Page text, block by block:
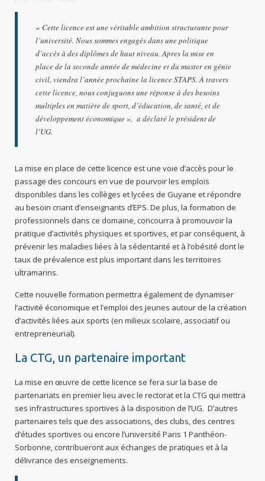
« Cette licence est une véritable ambition structurante pour
l’université. Nous sommes engagés dans une politique
d’accès à des diplômes de haut niveau. Apres la mise en
place de la seconde année de médecine et du master en génie
civil, viendra l’année prochaine la licence STAPS. À travers
cette licence, nous conjuguons une réponse à des besoins
multiples en matière de sport, d’éducation, de santé, et de
développement économique», a déclaré le président de
l’UG.
La mise en place de cette licence est une voie d’accès pour le
passage des concours en vue de pourvoir les emplois
disponibles dans les collèges et lycées de Guyane et répondre
au besoin criant d’enseignants d’EPS. De plus, la formation de
professionnels dans ce domaine, concourra à promouvoir la
pratique d’activités physiques et sportives, et par conséquent, à
prévenir les maladies liées à la sédentarité et à l’obésité dont le
taux de prévalence est plus important dans les territoires
ultramarins.
Cette nouvelle formation permettra également de dynamiser
l’activité économique et l’emploi des jeunes autour de la création
d’activités liées aux sports (en milieux scolaire, associatif ou
entrepreneurial).
La CTG, un partenaire important
La mise en œuvre de cette licence se fera sur la base de
partenariats en premier lieu avec le rectorat et la CTG qui mettra
ses infrastructures sportives à la disposition de l’UG. D’autres
partenaires tels que des associations, des clubs, des centres
d’études sportives ou encore l’université Paris 1 Panthéon-
Sorbonne, contribueront aux échanges de pratiques et à la
délivrance des enseignements.